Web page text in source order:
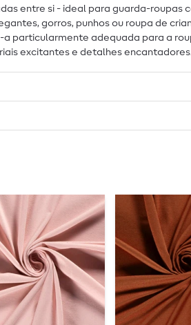
entre si - ideal para guarda-roupas
gorros, punhos ou roupa de
adequada para a
excitantes e detalhes encantadores.